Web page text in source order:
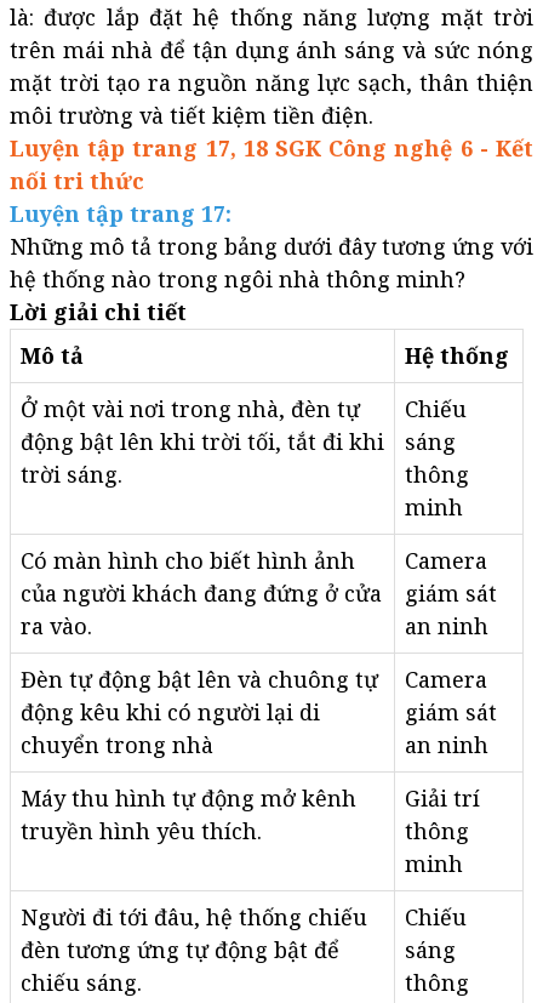
là: được lắp đặt hệ thống năng lượng mặt trời
trên mái nhà để tận dụng ánh sáng và sức nóng
mặt trời tạo ra nguồn năng lực sạch, thân thiện
môi trường và tiết kiệm tiền điện.
Luyện tập trang 17, 18 SGK Công nghệ 6 - Kết
nối tri thức
Luyện tập trang 17:
Những mô tả trong bảng dưới đây tương ứng với
hệ thống nào trong ngôi nhà thông minh?
Lời giải chi tiết
Mô tả
Hệ thống
Ở một vài nơi trong nhà, đèn tự
động bật lên khi trời tối, tắt đi khi
trời sáng.
Chiếu
sáng
thông
minh
Có màn hình cho biết hình ảnh
của người khách đang đứng ở cửa
ra vào.
Camera
giám sát
an ninh
Đèn tự động bật lên và chuông tự
động kêu khi có người lại di
chuyển trong nhà
Camera
giám sát
an ninh
Máy thu hình tự động mở kênh
truyền hình yêu thích.
Giải trí
thông
minh
Người đi tới đâu, hệ thống chiếu
đèn tương ứng tự động bật để
chiếu sáng.
Chiếu
sáng
thông